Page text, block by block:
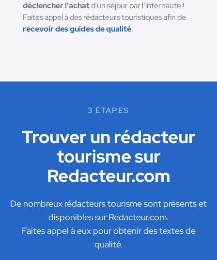
déclencher l'achatd'un séjour par l’internaute !
Faites appel à des rédacteurs touristiques afin de
recevoir des guides de qualité.
3 ÉTAPES
Trouver un rédacteur
tourisme sur
Redacteur.com
De nombreux rédacteurs tourisme sont présents et
disponibles sur Redacteur.com.
Faites appel à eux pour obtenir des textes de
qualité.